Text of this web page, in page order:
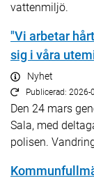
vattenmiljö.
"Vi arbetar
sig i våra
Nyhet
Publicerad: 2026-
Den 24 mars
Sala, med
polisen.